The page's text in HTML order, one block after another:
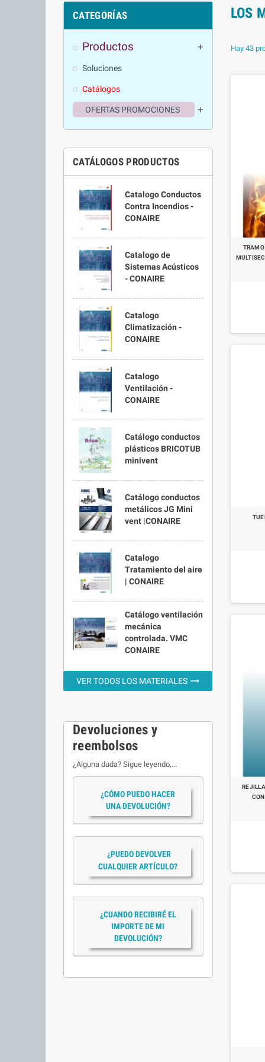
CATEGORÍAS
Productos add
Soluciones
Catálogos
OFERTAS PROMOCIONES add
CATÁLOGOS PRODUCTOS
Catalogo Conductos
Contra Incendios -
CONAIRE
Catalogo de
Sistemas Acústicos
- CONAIRE
Catalogo
Climatización -
CONAIRE
Catalogo
Ventilación -
CONAIRE
Catálogo conductos
plásticos BRICOTUB
minivent
Catálogo conductos
metálicos JG Mini
vent |CONAIRE
Catalogo
Tratamiento del aire
| CONAIRE
Catálogo ventilación
mecánica
controlada. VMC
CONAIRE
VER TODOS LOS MATERIALES trending_flat
Devoluciones y
reembolsos
¿Alguna duda? Sigue leyendo,...
¿CÓMO PUEDO HACER
UNA DEVOLUCIÓN?
¿PUEDO DEVOLVER
CUALQUIER ARTÍCULO?
¿CUANDO RECIBIRÉ EL
IMPORTE DE MI
DEVOLUCIÓN?
LOS
Hay 43